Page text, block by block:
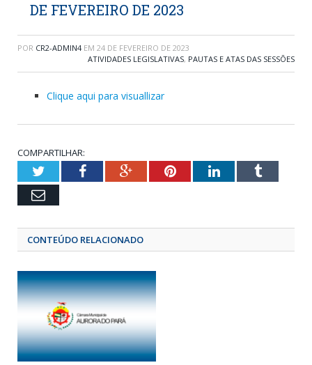
DE FEVEREIRO DE 2023
POR CR2-ADMIN4 EM 24 DE FEVEREIRO DE 2023
ATIVIDADES LEGISLATIVAS, PAUTAS E ATAS DAS SESSÕES
Clique aqui para visuallizar
COMPARTILHAR:
TwitterFacebookGoogle+PinterestLinkedInTumblr
Email
CONTEÚDO RELACIONADO